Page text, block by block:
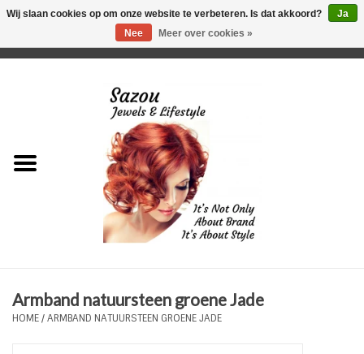
Just for Him
Plus Size Sieraden
Armband natuursteen groene Jade
HOME/ARMBAND NATUURSTEEN GROENE JADE
Wij slaan cookies op om onze website te verbeteren. Is dat akkoord?
Ja
Nee
Meer over cookies »